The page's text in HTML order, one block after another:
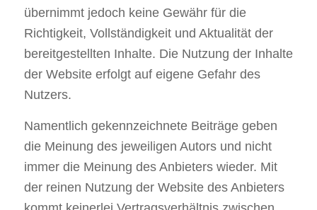
übernimmt jedoch keine Gewähr für die
Richtigkeit, Vollständigkeit und Aktualität der
bereitgestellten Inhalte. Die Nutzung der Inhalte
der Website erfolgt auf eigene Gefahr des
Nutzers.
Namentlich gekennzeichnete Beiträge geben
die Meinung des jeweiligen Autors und nicht
immer die Meinung des Anbieters wieder. Mit
der reinen Nutzung der Website des Anbieters